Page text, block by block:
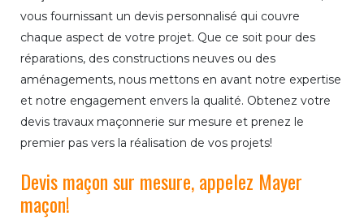
vous fournissant un devis personnalisé qui couvre
chaque aspect de votre projet. Que ce soit pour des
réparations, des constructions neuves ou des
aménagements, nous mettons en avant notre expertise
et notre engagement envers la qualité. Obtenez votre
devis travaux maçonnerie sur mesure et prenez le
premier pas vers la réalisation de vos projets!
Devis maçon sur mesure, appelez Mayer
maçon!